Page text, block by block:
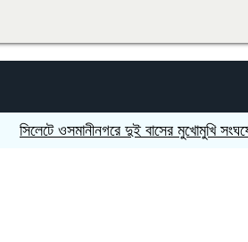
ওসমানীনগরে দুই বাসের মুখোমুখি সংঘর্ষে